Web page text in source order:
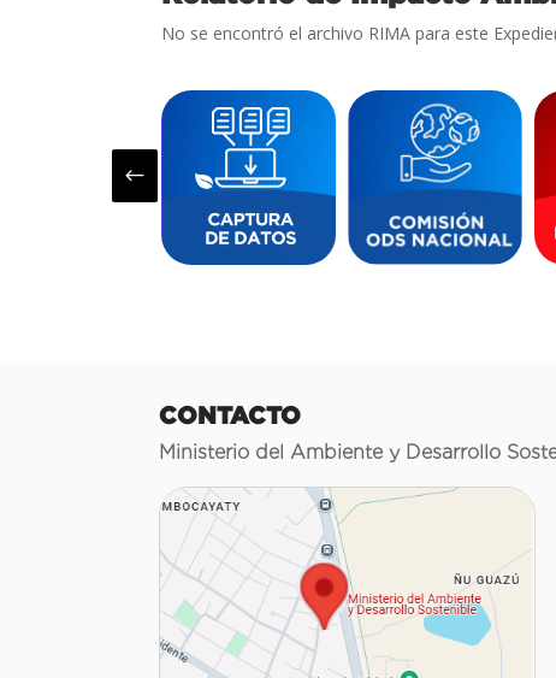
No se encontró el archivo RIMA para este
#
CONTACTO
Ministerio del Ambiente y Desarrollo